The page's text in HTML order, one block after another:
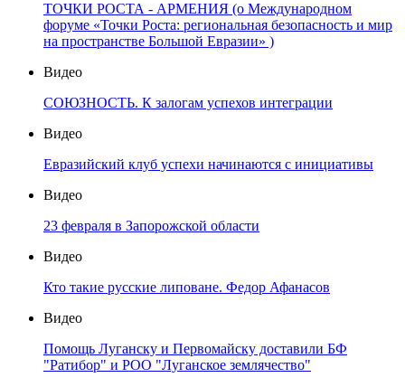
ТОЧКИ РОСТА - АРМЕНИЯ (о Международном
форуме «Точки Роста: региональная безопасность и мир
на пространстве Большой Евразии» )
Видео
СОЮЗНОСТЬ. К залогам успехов интеграции
Видео
Евразийский клуб успехи начинаются с инициативы
Видео
23 февраля в Запорожской области
Видео
Кто такие русские липоване. Федор Афанасов
Видео
Помощь Луганску и Первомайску доставили БФ
"Ратибор" и РОО "Луганское землячество"